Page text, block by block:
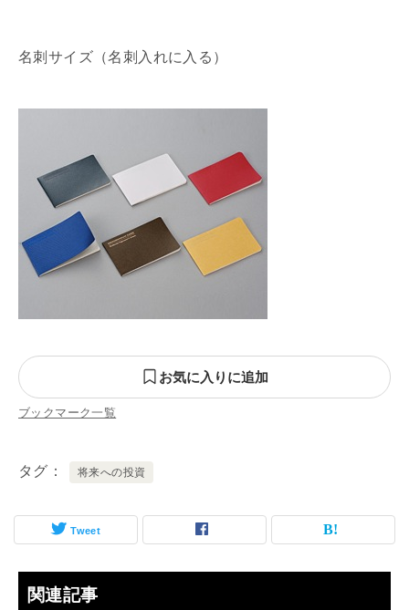
名刺サイズ（名刺入れに入る）
お気に入りに追加
ブックマーク一覧
タグ 将来への投資
Tweet
関連記事